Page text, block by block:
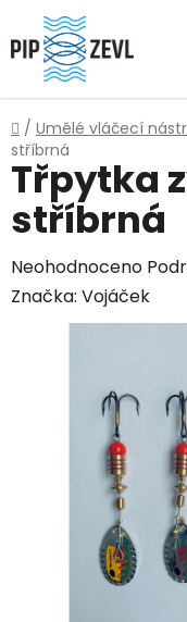
Přejít
na
obsah
Domů
/ Umělé vláčecí
stříbrná
Třpytka
stříbrná
Průměrné
hodnocení
produktu
Neohodnoceno
Značka: Vojáček